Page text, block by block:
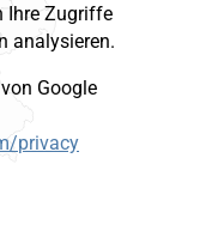
Ihre Zugriffe
analysieren.
Google
privacy